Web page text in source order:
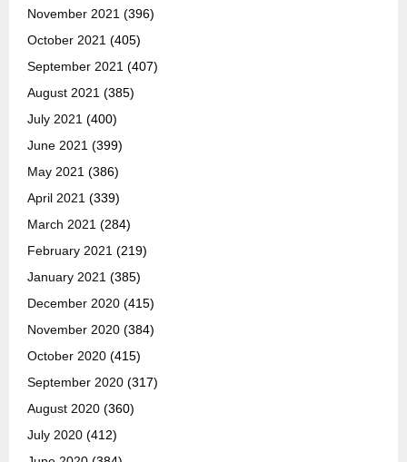
November 2021 (396)
October 2021 (405)
September 2021 (407)
August 2021 (385)
July 2021 (400)
June 2021 (399)
May 2021 (386)
April 2021 (339)
March 2021 (284)
February 2021 (219)
January 2021 (385)
December 2020 (415)
November 2020 (384)
October 2020 (415)
September 2020 (317)
August 2020 (360)
July 2020 (412)